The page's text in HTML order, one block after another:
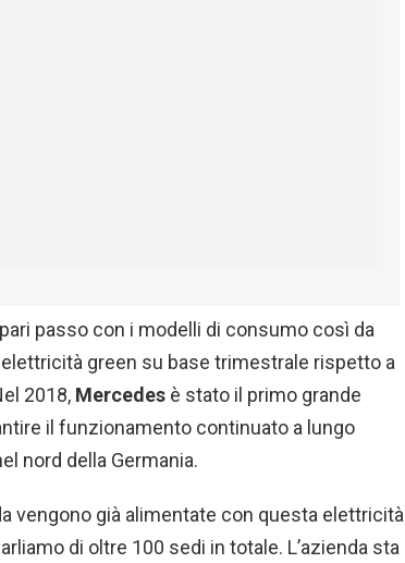
passo con i modelli di consumo così da
green su base trimestrale rispetto a
2018, Mercedes è stato il primo grande
il funzionamento continuato a lungo
nord della Germania.
vengono già alimentate con questa elettricità
di oltre 100 sedi in totale. L’azienda sta